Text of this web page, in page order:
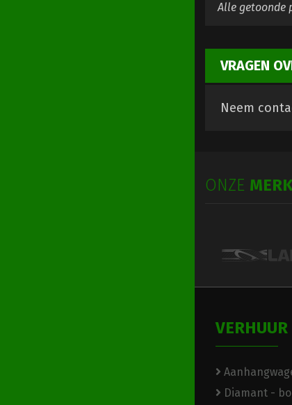
Alle getoonde
VRAGEN
Neem
ONZE
VERHUUR
Diamant -